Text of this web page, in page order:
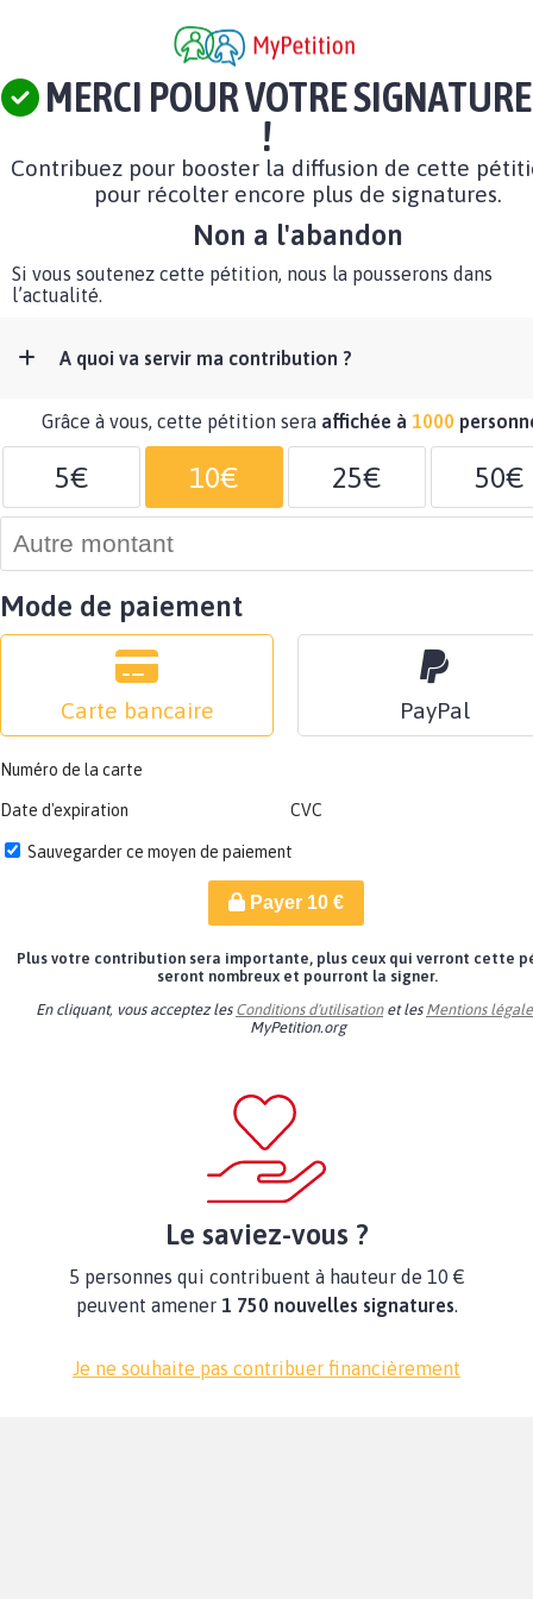
MERCI POUR VOTRE SIGNATURE
!
Contribuez pour booster la diffusion de cette
pour récolter encore plus de signatures.
Non a l'abandon
Si vous soutenez cette pétition, nous la pousserons dans
l’actualité.
A quoi va servir ma contribution ?
Grâce à vous, cette pétition sera affichée à 1000
5€ 10€ 25€ 50€
Mode de paiement
Carte bancaire PayPal
Numéro de la carte
Date d'expiration CVC
Sauvegarder ce moyen de paiement
Payer 10€
Plus votre contribution sera importante, plus ceux qui verront cette
seront nombreux et pourront la signer.
En cliquant, vous acceptez les Conditions d'utilisationet les Mentions
MyPetition.org
Le saviez-vous ?
5 personnes qui contribuent à hauteur de 10 €
peuvent amener 1 750 nouvelles signatures.
Je ne souhaite pas contribuer financièrement